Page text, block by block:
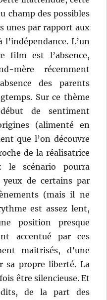
champ des possibles
unes par rapport aux
L’un
film est l’absence,
mère récemment
des parents
Sur ce thème
de sentiment
(alimenté en
que l’on découvre
de la réalisatrice
le scénario pourra
yeux de certains par
(mais il ne
est assez lent,
position presque
accentué par ces
maitrisés, d’une
sa propre liberté. La
être silencieuse. Et
de la part des